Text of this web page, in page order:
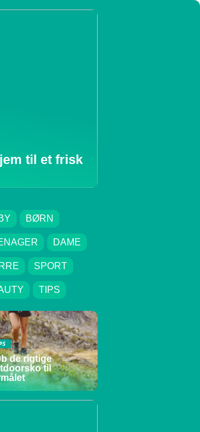
til et frisk
BØRN
DAME
SPORT
TIPS
de rigtige
til